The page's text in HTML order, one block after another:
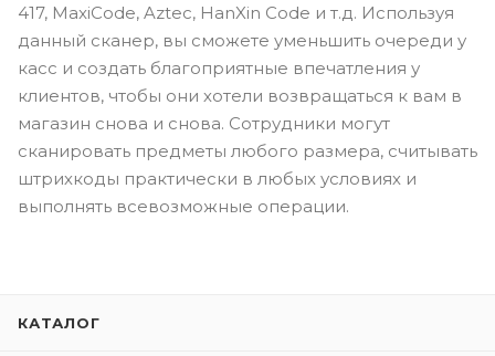
417, MaxiCode, Aztec, HanXin Code и т.д. Используя
данный сканер, вы сможете уменьшить очереди у
касс и создать благоприятные впечатления у
клиентов, чтобы они хотели возвращаться к вам в
магазин снова и снова. Сотрудники могут
сканировать предметы любого размера, считывать
штрихкоды практически в любых условиях и
выполнять всевозможные операции.
КАТАЛОГ